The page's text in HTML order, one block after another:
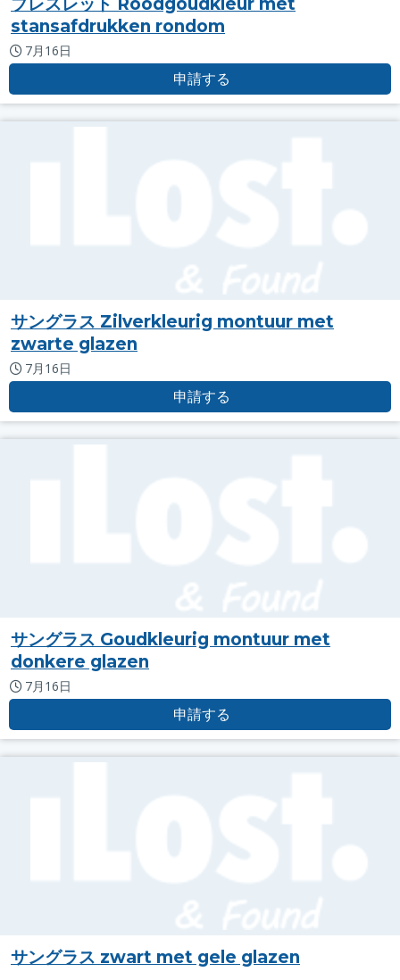
stansafdrukken rondom
7月16日
申請する
サングラス Zilverkleurig montuur met
zwarte glazen
7月16日
申請する
サングラス Goudkleurig montuur met
donkere glazen
7月16日
申請する
サングラス zwart met gele glazen